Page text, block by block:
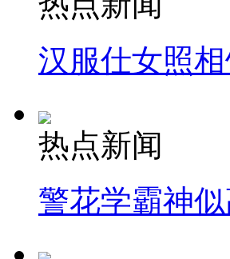
汉服仕女照
热点新闻
警花学霸神